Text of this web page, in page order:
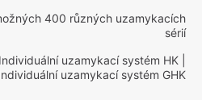
400 různých uzamykacích
sérií
Individuální uzamykací systém HK
uzamykací systém GHK